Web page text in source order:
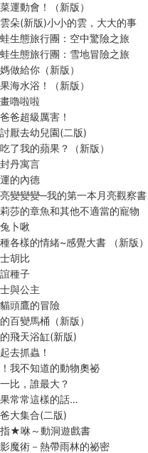
運動會！（新版）
朵(新版)小小的雲，大大的事
生態旅行團：空中驚險之旅
生態旅行團：雪地冒險之旅
做給你（新版）
海水浴！（新版）
嚕啦啦
爸超級厲害！
厭去幼兒園(二版)
了我的蘋果？（新版）
丹寓言
的內德
亮變變變─我的第一本月亮觀察書
莎的章魚和其他不適當的寵物
卜啾
各樣的情緒~感覺大書 （新版）
胡比
種子
與公主
頭鷹的冒險
百變馬桶（新版）
飛天浴缸(新版)
去抓蟲！
我不知道的動物奧祕
比，誰最大？
常常這樣的話…
大集合(二版)
★咻～動洞遊戲書
魔術－熱帶雨林的祕密